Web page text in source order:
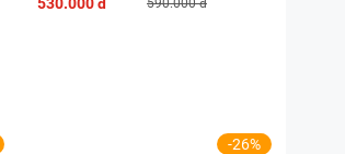
590.000 đ
-26%